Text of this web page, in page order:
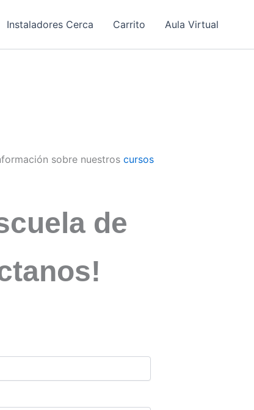
Instaladores Cerca Carrito Aula Virtual
sobre nuestros cursos
de